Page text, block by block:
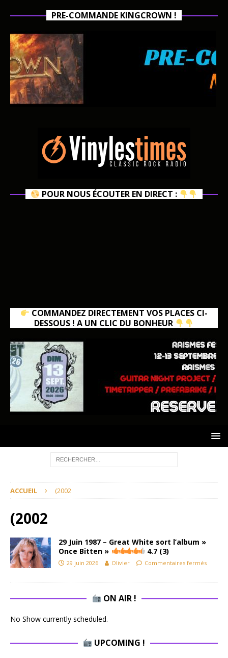
PRE-COMMANDE KINGCROWN !
POUR NOUS ÉCOUTER EN DIRECT :
COMMANDEZ DIRECTEMENT VOS PLACES CI-
DESSOUS ! A UN CLIC DU BONHEUR
ACCUEIL (2002
(2002
29 Juin 1987 – Great White sort l’album »
Once Bitten »
4.7 (3)
29 juin 2026 Olivier Commentaires fermés
ON AIR !
No Show currently scheduled.
UPCOMING !